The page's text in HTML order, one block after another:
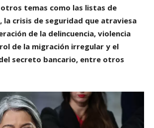
temas como las listas de
la crisis de seguridad que atraviesa
de la delincuencia, violencia
de la migración irregular y el
secreto bancario, entre otros